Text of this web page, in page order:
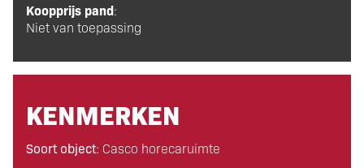
Koopprijs pand:
Niet van toepassing
KENMERKEN
Soort object: Casco horecaruimte